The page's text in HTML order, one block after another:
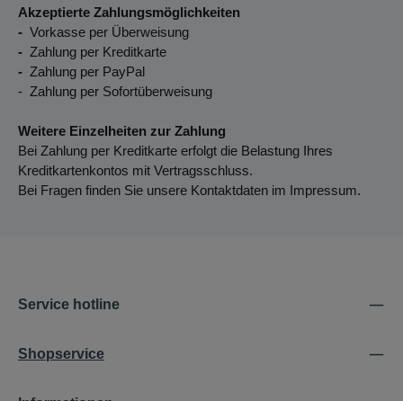
Akzeptierte Zahlungsmöglichkeiten
- Vorkasse per Überweisung
- Zahlung per Kreditkarte
- Zahlung per PayPal
- Zahlung per Sofortüberweisung
Weitere Einzelheiten zur Zahlung
Bei Zahlung per Kreditkarte erfolgt die Belastung Ihres
Kreditkartenkontos mit Vertragsschluss.
Bei Fragen finden Sie unsere Kontaktdaten im Impressum.
Service hotline
Shopservice